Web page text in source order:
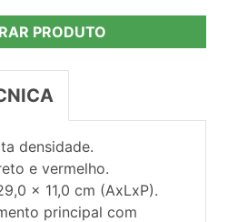
PRODUTO
densidade.
e vermelho.
x 11,0 cm (AxLxP).
principal com